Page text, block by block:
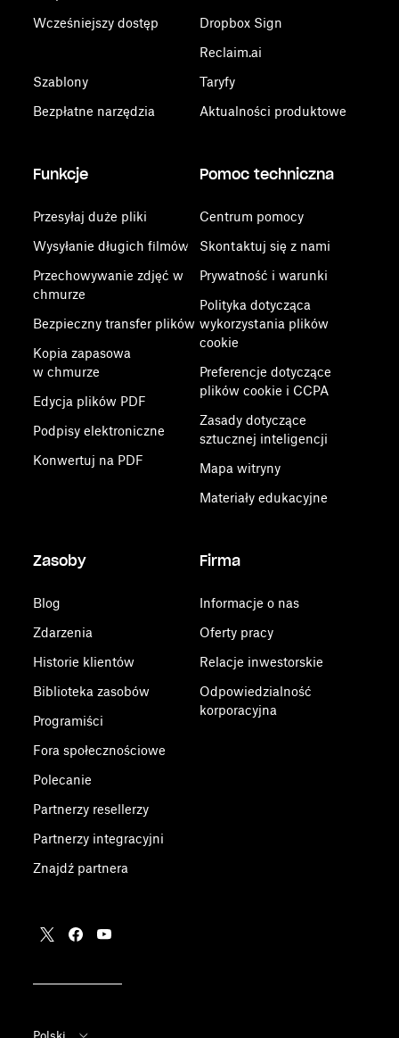
Wcześniejszy dostęp
Szablony
Bezpłatne narzędzia
Dropbox Sign
Reclaim.ai
Taryfy
Aktualności produktowe
Funkcje
Przesyłaj duże pliki
Wysyłanie długich filmów
Przechowywanie zdjęć w
chmurze
Bezpieczny transfer plików
Kopia zapasowa
w chmurze
Edycja plików PDF
Podpisy elektroniczne
Konwertuj na PDF
Pomoc techniczna
Centrum pomocy
Skontaktuj się z nami
Prywatność i warunki
Polityka dotycząca
wykorzystania plików
cookie
Preferencje dotyczące
plików cookie i CCPA
Zasady dotyczące
sztucznej inteligencji
Mapa witryny
Materiały edukacyjne
Zasoby
Blog
Zdarzenia
Historie klientów
Biblioteka zasobów
Programiści
Fora społecznościowe
Polecanie
Partnerzy resellerzy
Partnerzy integracyjni
Znajdź partnera
Firma
Informacje o nas
Oferty pracy
Relacje inwestorskie
Odpowiedzialność
korporacyjna